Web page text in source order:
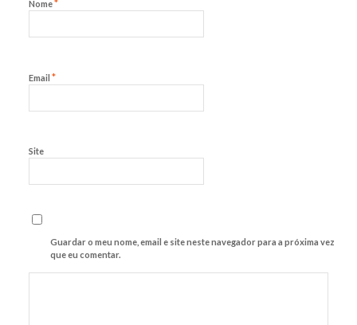
Nome*
Email *
Site
Guardar o meu nome, email e site neste navegador para a próxima vez
que eu comentar.